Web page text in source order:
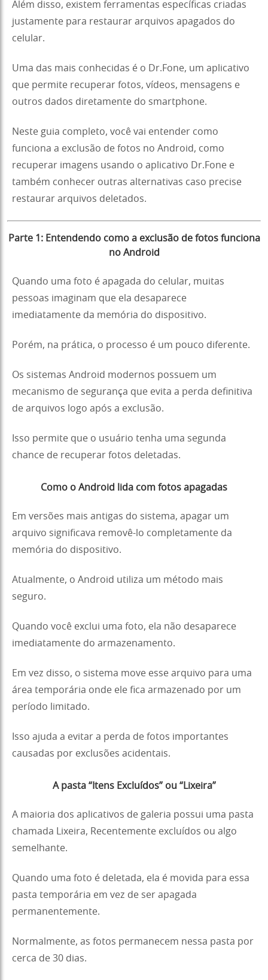
Além disso, existem ferramentas específicas criadas
justamente para restaurar arquivos apagados do
celular.
Uma das mais conhecidas é o Dr.Fone, um aplicativo
que permite recuperar fotos, vídeos, mensagens e
outros dados diretamente do smartphone.
Neste guia completo, você vai entender como
funciona a exclusão de fotos no Android, como
recuperar imagens usando o aplicativo Dr.Fone e
também conhecer outras alternativas caso precise
restaurar arquivos deletados.
Parte 1: Entendendo como a exclusão de fotos funciona
no Android
Quando uma foto é apagada do celular, muitas
pessoas imaginam que ela desaparece
imediatamente da memória do dispositivo.
Porém, na prática, o processo é um pouco diferente.
Os sistemas Android modernos possuem um
mecanismo de segurança que evita a perda definitiva
de arquivos logo após a exclusão.
Isso permite que o usuário tenha uma segunda
chance de recuperar fotos deletadas.
Como o Android lida com fotos apagadas
Em versões mais antigas do sistema, apagar um
arquivo significava removê-lo completamente da
memória do dispositivo.
Atualmente, o Android utiliza um método mais
seguro.
Quando você exclui uma foto, ela não desaparece
imediatamente do armazenamento.
Em vez disso, o sistema move esse arquivo para uma
área temporária onde ele fica armazenado por um
período limitado.
Isso ajuda a evitar a perda de fotos importantes
causadas por exclusões acidentais.
A pasta “Itens Excluídos” ou “Lixeira”
A maioria dos aplicativos de galeria possui uma pasta
chamada Lixeira, Recentemente excluídos ou algo
semelhante.
Quando uma foto é deletada, ela é movida para essa
pasta temporária em vez de ser apagada
permanentemente.
Normalmente, as fotos permanecem nessa pasta por
cerca de 30 dias.